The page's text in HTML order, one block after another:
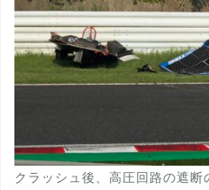
クラッシュ後、高圧回路の遮